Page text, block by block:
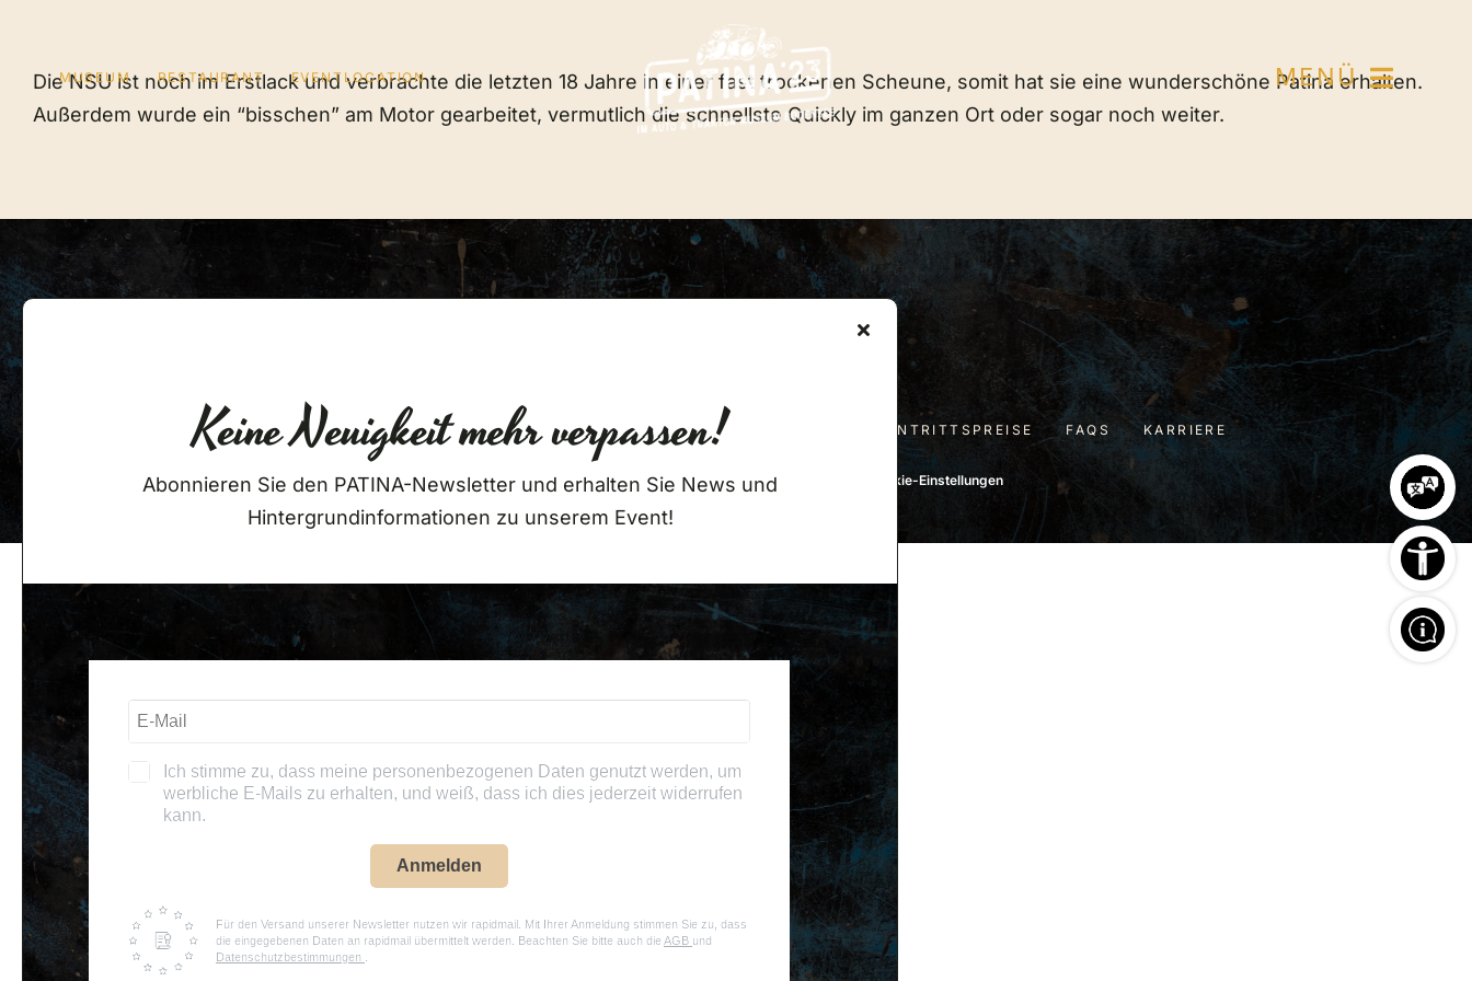
springenMUSEUM RESTAURANT EVENTLOCATION MENÜ
Die NSU ist noch im Erstlack und verbrachte die letzten 18 Jahre in einer fast trockenen Scheune, somit hat sie eine wunderschöne Patina erhalten.
Außerdem wurde ein “bisschen” am Motor gearbeitet, vermutlich die schnellste Quickly im ganzen Ort oder sogar noch weiter.
MUSEUM RESTAURANT EVENTLOCATION VERANSTALTUNGEN EINTRITTSPREISE FAQS KARRIERE
© 2026 • Auto & Traktor Museum •Impressum•Datenschutz Cookie-Einstellungen
Keine Neuigkeit mehr verpassen!
Abonnieren Sie den PATINA-Newsletter und erhalten Sie News und
Hintergrundinformationen zu unserem Event!
Ich stimme zu, dass meine personenbezogenen Daten genutzt werden, um
werbliche E-Mails zu erhalten, und weiß, dass ich dies jederzeit widerrufen
kann.
Anmelden
Für den Versand unserer Newsletter nutzen wir rapidmail. Mit Ihrer Anmeldung stimmen Sie zu, dass
die eingegebenen Daten an rapidmail übermittelt werden. Beachten Sie bitte auch die AGB und
Datenschutzbestimmungen